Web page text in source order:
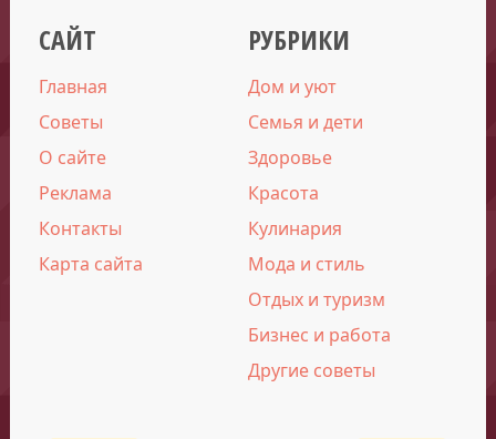
САЙТ
Главная
Советы
О сайте
Реклама
Контакты
Карта сайта
РУБРИКИ
Дом и уют
Семья и дети
Здоровье
Красота
Кулинария
Мода и стиль
Отдых и туризм
Бизнес и работа
Другие советы